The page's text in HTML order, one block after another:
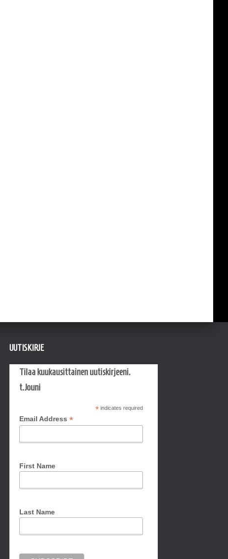
UUTISKIRJE
Tilaa kuukausittainen uutiskirjeeni.
t.Jouni
*indicates required
Email Address *
First Name
Last Name